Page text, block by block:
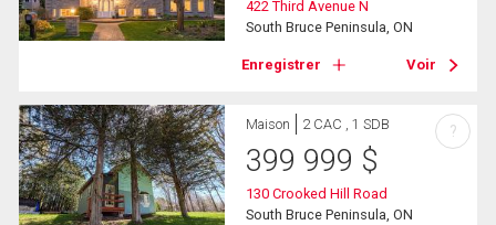
422 Third Avenue N
South Bruce Peninsula, ON
Enregistrer Voir
Maison 2 CAC , 1 SDB
399 999 $
130 Crooked Hill Road
South Bruce Peninsula, ON
?